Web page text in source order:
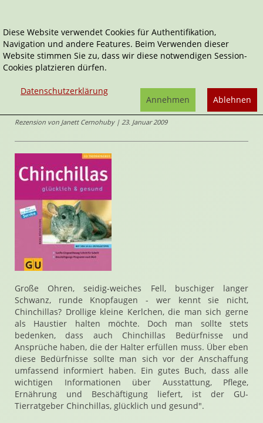
Home Sachbücher Chinchillas - glücklich & gesund
GU Tierratgeber
Chinchillas - glücklich & gesund
Rezension von Janett Cernohuby | 23. Januar 2009
Große Ohren, seidig-weiches Fell, buschiger langer
Schwanz, runde Knopfaugen - wer kennt sie nicht,
Chinchillas? Drollige kleine Kerlchen, die man sich gerne
als Haustier halten möchte. Doch man sollte stets
bedenken, dass auch Chinchillas Bedürfnisse und
Ansprüche haben, die der Halter erfüllen muss. Über eben
diese Bedürfnisse sollte man sich vor der Anschaffung
umfassend informiert haben. Ein gutes Buch, dass alle
wichtigen Informationen über Ausstattung, Pflege,
Ernährung und Beschäftigung liefert, ist der GU-
Tierratgeber Chinchillas, glücklich und gesund".
Diese Website verwendet Cookies für Authentifikation,
Navigation und andere Features. Beim Verwenden dieser
Website stimmen Sie zu, dass wir diese notwendigen Session-
Cookies platzieren dürfen.
Datenschutzerklärung
Ablehnen
Annehmen